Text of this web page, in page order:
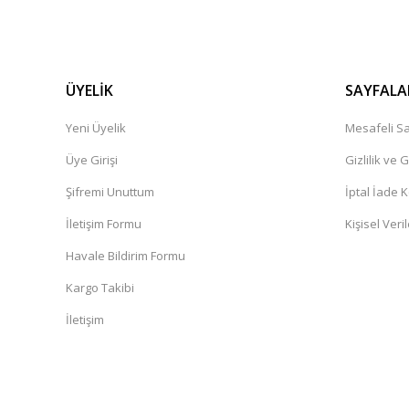
ÜYELİK
Yeni Üyelik
Üye Girişi
Şifremi Unuttum
İletişim Formu
Havale Bildirim Formu
Kargo Takibi
İletişim
Mesafeli
Gizlilik ve
İptal İade
Kişisel